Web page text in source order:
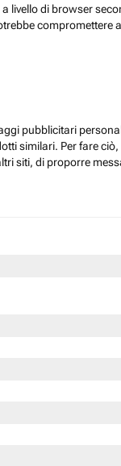
livello di browser
compromettere
pubblicitari
similari. Per fare
siti, di proporre